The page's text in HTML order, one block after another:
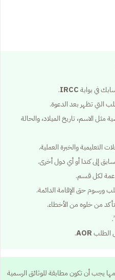
في بوابةIRCC
.
التي تظهر بعد الدعوة.
مثل الاسم، تاريخ الميلاد، والحالة
التعليمية والخبرة العملية.
إلى كندا أو أي دول أخرى.
لكل قسم.
ورسوم حق الإقامة الدائمة.
من خلوه من الأخطاء.
الطلبAOR
.
يجب أن تكون مطابقة للوثائق الرسمية